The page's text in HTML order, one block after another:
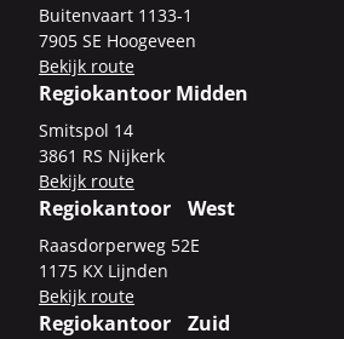
Bui­ten­vaart 1133-​1
7905 SE Hoo­ge­veen
Be­kijk route
Regiokantoor Midden
Smits­pol 14
3861 RS Nij­kerk
Be­kijk route
Regiokantoor West
Raas­dor­per­weg 52E
1175 KX Lijn­den
Be­kijk route
Regiokantoor Zuid